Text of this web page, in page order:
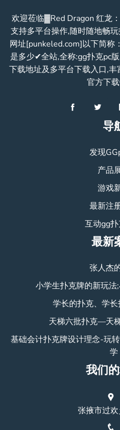
欢迎莅临▓Red Dragon 红龙
支持多平台操作,随时随地畅
网址[punkeled.com]以下简称
是多少✔全站,全称:gg扑克pc
下载地址及多平台下载入口,
官方下
导
发现
产品
游戏
最新注
互动gg
最新
张人杰
小学生扑克牌的新玩
学长的扑克、学
天梯六批扑克—天
基础会计扑克牌设计理念-玩
学
我们
张掖市过